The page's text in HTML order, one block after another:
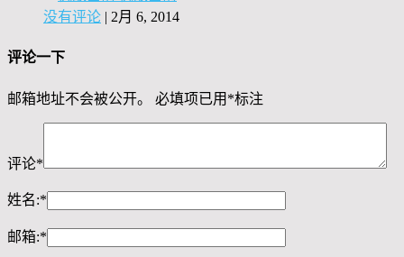
没有评论 | 2月 6, 2014
评论一下
邮箱地址不会被公开。 必填项已用 *标注
评论*
姓名:*
邮箱:*